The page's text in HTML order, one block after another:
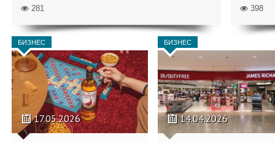
281 398
БИЗНЕС
17.05.2026
БИЗНЕС
14.04.2026